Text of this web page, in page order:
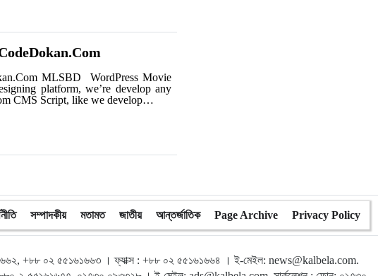
MLSBD WordPress Movie
platform, we’re develop any
CMS Script, like we develop…
সম্পাদকীয় মতামত জাতীয় আন্তর্জাতিক Page Archive Privacy Policy
+৮৮ ০২ ৫৫১৬১৬৬৩ । ফ্যাক্স : +৮৮ ০২ ৫৫১৬১৬৬৪ । ই-মেইল: news@kalbela.com.